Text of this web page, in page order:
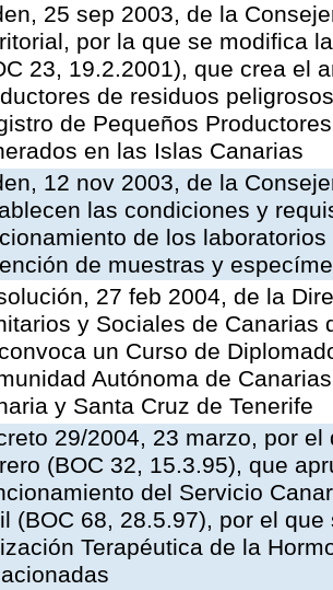
25 sep 2003, de la
por la que se modifica
23, 19.2.2001), que crea el
de residuos
de Pequeños
en las Islas Canarias
12 nov 2003, de la
las condiciones y
de los
de muestras y
27 feb 2004, de la
y Sociales de Canarias
un Curso de
Autónoma de
y Santa Cruz de Tenerife
29/2004, 23 marzo, por
(BOC 32, 15.3.95), que
del Servicio
(BOC 68, 28.5.97), por el
Terapéutica de la